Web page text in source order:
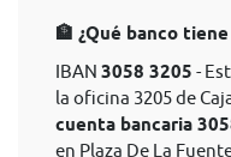
🏦 ¿Qué banco
IBAN 3058 3205 -
la oficina 3205 de
cuenta bancaria
en Plaza De La